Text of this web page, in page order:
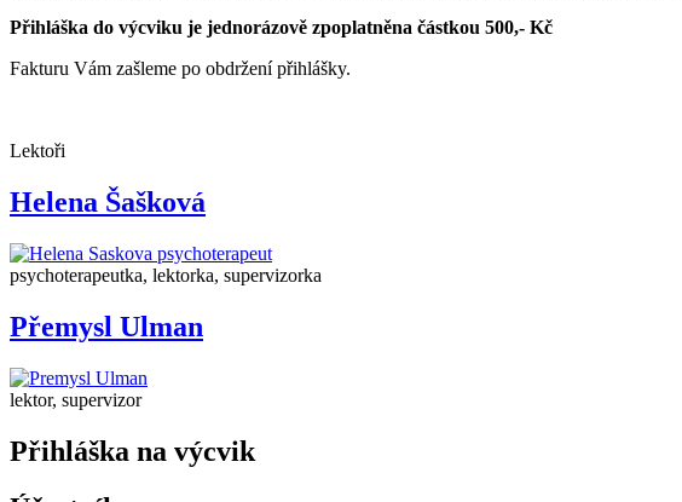
Přihláška do výcviku je jednorázově zpoplatněna částkou 500,- Kč
Fakturu Vám zašleme po obdržení přihlášky.
Lektoři
Helena Šašková
psychoterapeutka, lektorka, supervizorka
Přemysl Ulman
lektor, supervizor
Přihláška na výcvik